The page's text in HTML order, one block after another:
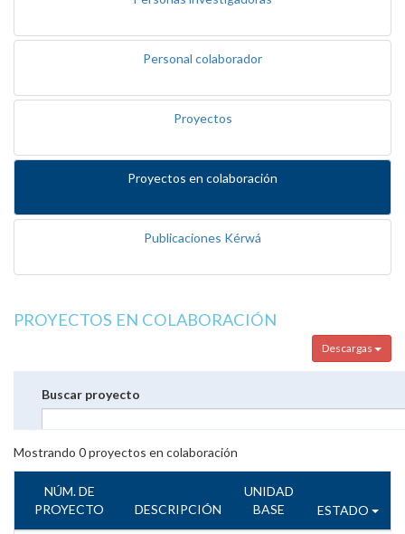
Personal colaborador
Proyectos
Proyectos en colaboración
Publicaciones Kérwá
PROYECTOS EN COLABORACIÓN
Descargas
Buscar proyecto
Mostrando 0proyectos en colaboración
NÚM. DE
PROYECTO
DESCRIPCIÓN
UNIDAD
BASE
ESTADO